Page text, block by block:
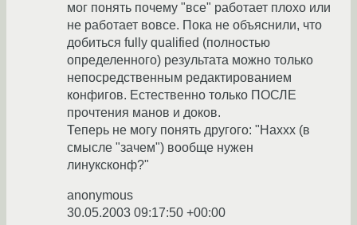
мог понять почему "все" работает плохо или
не работает вовсе. Пока не объяснили, что
добиться fully qualified (полностью
определенного) результата можно только
непосредственным редактированием
конфигов. Естественно только ПОСЛЕ
прочтения манов и доков.
Теперь не могу понять другого: "Наххх (в
смысле "зачем") вообще нужен
линуксконф?"
anonymous
30.05.2003 09:17:50 +00:00